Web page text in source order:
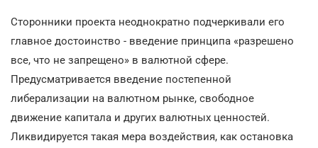
Сторонники проекта неоднократно подчеркивали его
главное достоинство - введение принципа «разрешено
все, что не запрещено» в валютной сфере.
Предусматривается введение постепенной
либерализации на валютном рынке, свободное
движение капитала и других валютных ценностей.
Ликвидируется такая мера воздействия, как остановка